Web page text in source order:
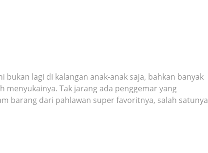
bukan lagi di kalangan anak-anak saja, bahkan banyak
menyukainya. Tak jarang ada penggemar yang
barang dari pahlawan super favoritnya, salah satunya